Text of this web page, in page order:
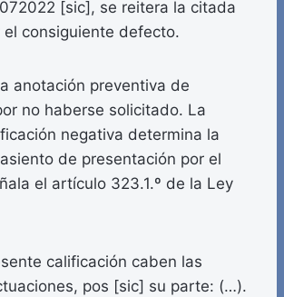
[sic], se reitera la citada
el consiguiente defecto.
anotación preventiva de
no haberse solicitado. La
negativa determina la
de presentación por el
el artículo 323.1.º de la Ley
calificación caben las
pos [sic] su parte: (…).